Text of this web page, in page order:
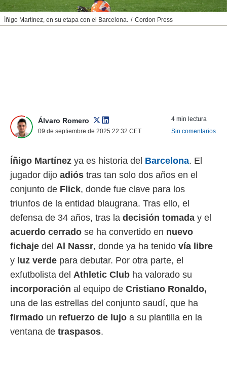
a la
perfil
y
en
más
nuestra
de
disponible
RECHAZAR
Íñigo Martínez, en su etapa con el Barcelona. Cordon Press
Álvaro Romero
09 de septiembre de 2025 22:32 CET
4 min lectura
Sin comentarios
Íñigo Martínez ya es historia del Barcelona. El
jugador dijo adiós tras tan solo dos años en el
conjunto de Flick, donde fue clave para los
triunfos de la entidad blaugrana. Tras ello, el
defensa de 34 años, tras la decisión tomada y el
acuerdo cerrado se ha convertido en nuevo
fichaje del Al Nassr, donde ya ha tenido vía libre
y luz verde para debutar. Por otra parte, el
exfutbolista del Athletic Club ha valorado su
incorporación al equipo de Cristiano Ronaldo,
una de las estrellas del conjunto saudí, que ha
firmado un refuerzo de lujo a su plantilla en la
ventana de traspasos.